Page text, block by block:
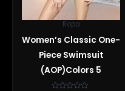
Ropa
Women’s Classic One-
Piece Swimsuit
(AOP)Colors 5